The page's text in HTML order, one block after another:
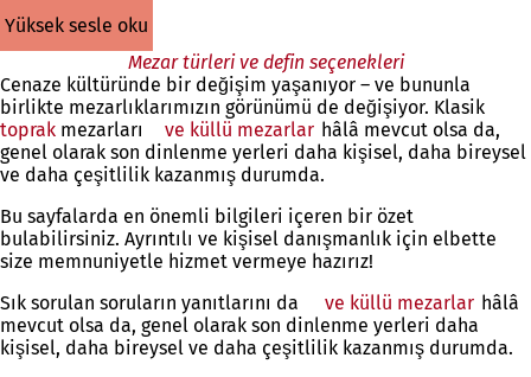
yüksek sesle oku
Mezar türleri ve defin seçenekleri
Cenaze kültüründe bir değişim yaşanıyor – ve bununla
birlikte mezarlıklarımızın görünümü de değişiyor. Klasik
toprak mezarları ve küllü mezarlar hâlâ mevcut olsa da,
genel olarak son dinlenme yerleri daha kişisel, daha bireysel
ve daha çeşitlilik kazanmış durumda.
Bu sayfalarda en önemli bilgileri içeren bir özet
bulabilirsiniz. Ayrıntılı ve kişisel danışmanlık için elbette
size memnuniyetle hizmet vermeye hazırız!
Sık sorulan soruların yanıtlarını da
ve küllü mezarlar hâlâ
mevcut olsa da, genel olarak son dinlenme yerleri daha
kişisel, daha bireysel ve daha çeşitlilik kazanmış durumda.